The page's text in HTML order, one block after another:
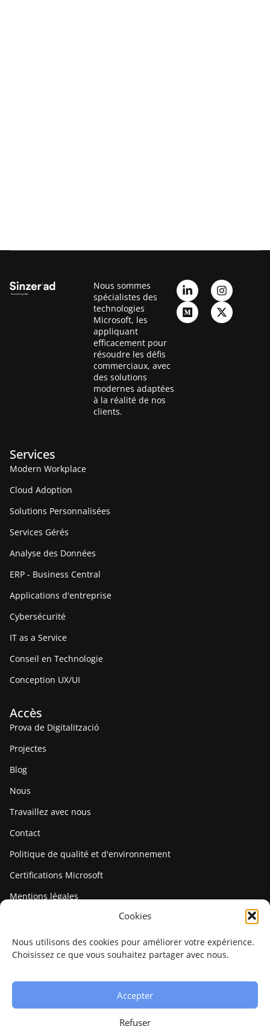
Cookies
Nous utilisons des cookies pour améliorer votre expérience.
Choisissez ce que vous souhaitez partager avec nous.
Accepter
Refuser
Nous sommes
spécialistes des
technologies
Microsoft, les
appliquant
efficacement pour
résoudre les défis
commerciaux, avec
des solutions
modernes adaptées
à la réalité de nos
clients.
Services
Modern Workplace
Cloud Adoption
Solutions Personnalisées
Services Gérés
Analyse des Données
ERP - Business Central
Applications d'entreprise
Cybersécurité
IT as a Service
Conseil en Technologie
Conception UX/UI
Accès
Prova de Digitalització
Projectes
Blog
Nous
Travaillez avec nous
Contact
Politique de qualité et d'environnement
Certifications Microsoft
Mentions légales
Politique de cookies
+376 759 679